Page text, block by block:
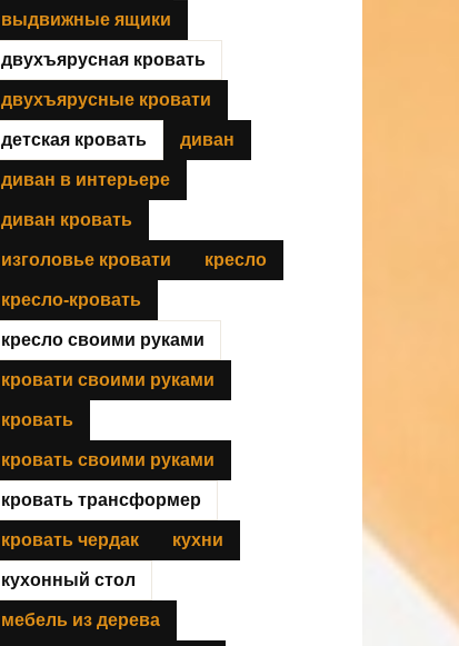
выдвижные ящики
двухъярусная кровать
двухъярусные кровати
детская кровать диван
диван в интерьере
диван кровать
изголовье кровати кресло
кресло-кровать
кресло своими руками
кровати своими руками
кровать
кровать своими руками
кровать трансформер
кровать чердак кухни
кухонный стол
мебель из дерева